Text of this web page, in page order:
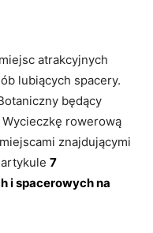
atrakcyjnych
lubiących spacery.
będący
rowerową
znajdującymi
7
i spacerowych na